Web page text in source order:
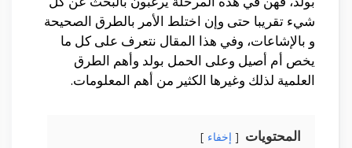
شيء تقريبا حتى وإن اختلط الأمر بالطرق الصحيحة
و بالإشاعات، وفي هذا المقال نتعرف على كل ما
يخص أم أصيل وعلى الحمل بولد وأهم الطرق
العلمية لذلك وغيرها الكثير من أهم المعلومات.
المحتويات إخفاء